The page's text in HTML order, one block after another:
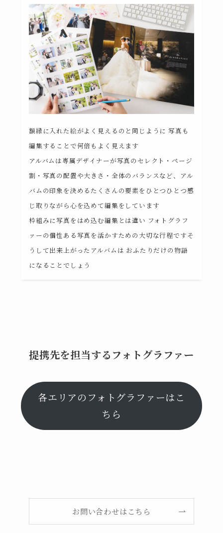
額縁に入れた絵がよく見えるのと同じように 写真も
編集することで何倍もよく見えます
アルバムは専属デザイナーが写真のセレクト・ページ
割・写真の配置や大きさ・全体のバランスなど、アル
バムの印象を決めるたくさんの要素をひとつひとつ感
じ取りながら心を込めて編集をしています
枠組みに写真をはめ込む編集とは違い フォトグラフ
ァーの個性ある写真を活かすための大切な行程ですそ
うして出来上がったアルバムは おふたりだけの物語
になることでしょう
提携先を担当するフォトグラファー
各エリアのフォトグラファーはこ
ちら
お問い合わせはこちら